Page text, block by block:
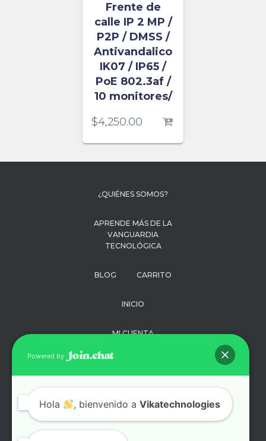
Frente de
calle IP 2 MP /
P2P / DMSS /
Antivandalico
IK07 / IP65 /
PoE 802.3af /
10 monitores/
$4,250.00
¿QUIÉNES SOMOS?
APRENDE MÁS DE LA
VANGUARDIA
TECNOLÓGICA
BLOG CARRITO
INICIO
MI CUENTA
PRIVACIDAD
SOPORTE
Powered by
Hola , bienvenido aVikatechnologies